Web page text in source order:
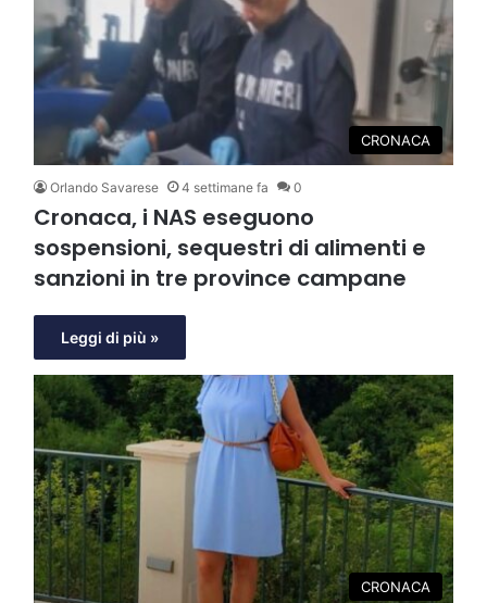
CRONACA
Orlando Savarese 4 settimane fa 0
Cronaca, i NAS eseguono
sospensioni, sequestri di alimenti e
sanzioni in tre province campane
Leggi di più »
CRONACA